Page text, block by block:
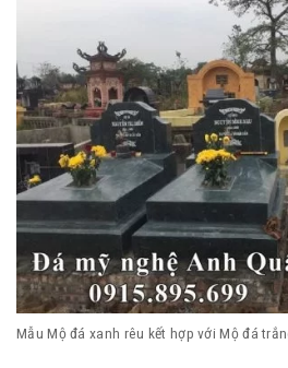
Mẫu Mộ đá xanh rêu kết hợp với Mộ đá